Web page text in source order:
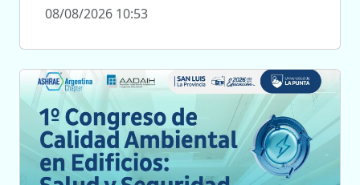
08/08/2026 10:53